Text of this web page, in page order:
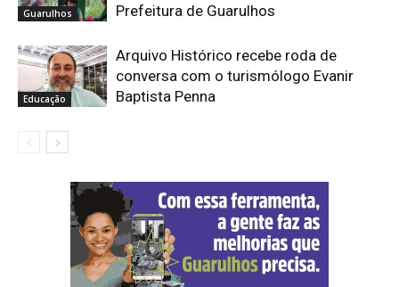
Guarulhos Prefeitura de Guarulhos
Educação
Arquivo Histórico recebe roda de
conversa com o turismólogo Evanir
Baptista Penna